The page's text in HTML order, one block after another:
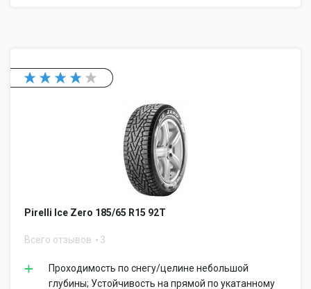
Pirelli Ice Zero 185/65 R15 92T
Всего отзывов 3
Проходимость по снегу/целине небольшой
глубины; Устойчивость на прямой по укатанному